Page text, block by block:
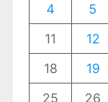
4
5
11
12
18
19
25
26